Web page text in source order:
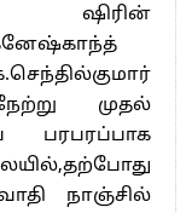
ஷிரின்
முதல்
நாஞ்சில்